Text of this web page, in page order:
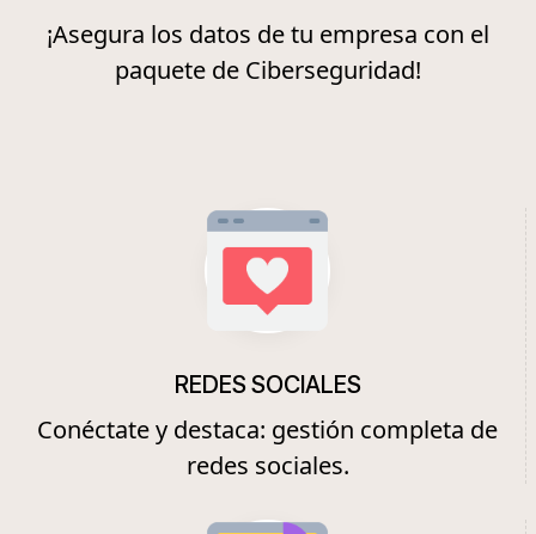
¡Asegura los datos de tu empresa con el
paquete de Ciberseguridad!
REDES SOCIALES
Conéctate y destaca: gestión completa de
redes sociales.